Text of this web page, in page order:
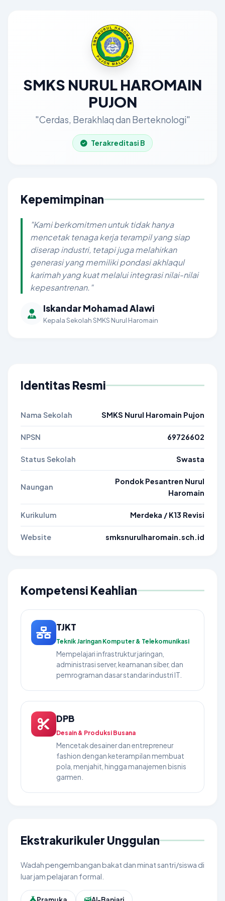
SMKS NURUL HAROMAIN
PUJON
"Cerdas, Berakhlaq dan Berteknologi"
Terakreditasi B
Kepemimpinan
"Kami berkomitmen untuk tidak hanya
mencetak tenaga kerja terampil yang siap
diserap industri, tetapi juga melahirkan
generasi yang memiliki pondasi akhlaqul
karimah yang kuat melalui integrasi nilai-nilai
kepesantrenan."
Iskandar Mohamad Alawi
Kepala Sekolah SMKS Nurul Haromain
Identitas Resmi
Nama Sekolah SMKS Nurul Haromain Pujon
NPSN 69726602
Status Sekolah Swasta
Naungan
Pondok Pesantren Nurul
Haromain
Kurikulum Merdeka / K13 Revisi
Website smksnurulharomain.sch.id
Kompetensi Keahlian
TJKT
Teknik Jaringan Komputer & Telekomunikasi
Mempelajari infrastruktur jaringan,
administrasi server, keamanan siber, dan
pemrograman dasar standar industri IT.
DPB
Desain & Produksi Busana
Mencetak desainer dan entrepreneur
fashion dengan keterampilan membuat
pola, menjahit, hingga manajemen bisnis
garmen.
Ekstrakurikuler Unggulan
Wadah pengembangan bakat dan minat santri/siswa di
luar jam pelajaran formal.